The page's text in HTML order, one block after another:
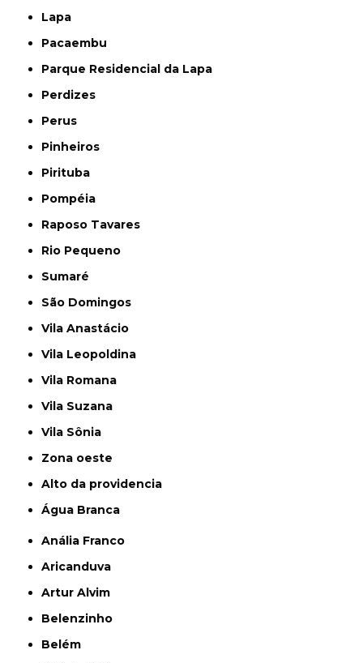
Lapa
Pacaembu
Parque Residencial da Lapa
Perdizes
Perus
Pinheiros
Pirituba
Pompéia
Raposo Tavares
Rio Pequeno
Sumaré
São Domingos
Vila Anastácio
Vila Leopoldina
Vila Romana
Vila Suzana
Vila Sônia
Zona oeste
alto da providencia
Água Branca
Anália Franco
Aricanduva
Artur Alvim
Belenzinho
Belém